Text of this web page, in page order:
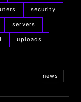
security
servers
uploads
news